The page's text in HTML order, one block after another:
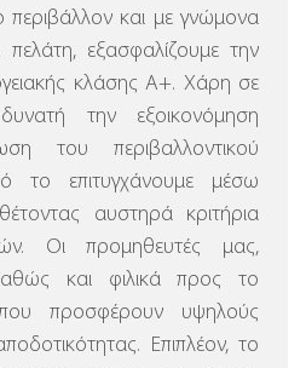
και με γνώμονα
πελάτη, εξασφαλίζουμε την
κλάσης Α+. Χάρη σε
την εξοικονόμηση
του περιβαλλοντικού
το επιτυγχάνουμε μέσω
αυστηρά κριτήρια
Οι προμηθευτές μας,
και φιλικά προς το
προσφέρουν υψηλούς
Επιπλέον, το